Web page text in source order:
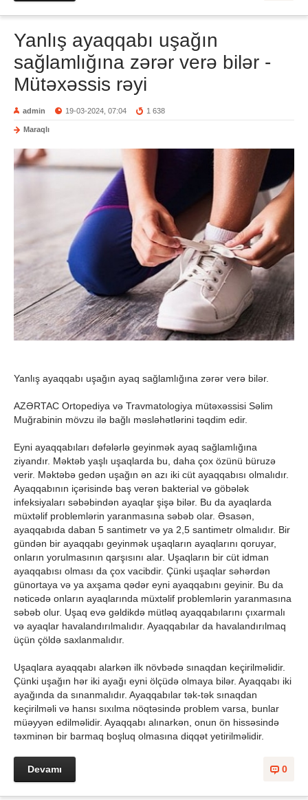
Yanlış ayaqqabı uşağın
sağlamlığına zərər verə bilər -
Mütəxəssis rəyi
admin 19-03-2024, 07:04 1 638
Maraqlı
Yanlış ayaqqabı uşağın ayaq sağlamlığına zərər verə bilər.
AZƏRTAC Ortopediya və Travmatologiya mütəxəssisi Səlim
Muğrabinin mövzu ilə bağlı məsləhətlərini təqdim edir.
Eyni ayaqqabıları dəfələrlə geyinmək ayaq sağlamlığına
ziyandır. Məktəb yaşlı uşaqlarda bu, daha çox özünü büruzə
verir. Məktəbə gedən uşağın ən azı iki cüt ayaqqabısı olmalıdır.
Ayaqqabının içərisində baş verən bakterial və göbələk
infeksiyaları səbəbindən ayaqlar şişə bilər. Bu da ayaqlarda
müxtəlif problemlərin yaranmasına səbəb olar. Əsasən,
ayaqqabıda daban 5 santimetr və ya 2,5 santimetr olmalıdır. Bir
gündən bir ayaqqabı geyinmək uşaqların ayaqlarını qoruyar,
onların yorulmasının qarşısını alar. Uşaqların bir cüt idman
ayaqqabısı olması da çox vacibdir. Çünki uşaqlar səhərdən
günortaya və ya axşama qədər eyni ayaqqabını geyinir. Bu da
nəticədə onların ayaqlarında müxtəlif problemlərin yaranmasına
səbəb olur. Uşaq evə gəldikdə mütləq ayaqqabılarını çıxarmalı
və ayaqlar havalandırılmalıdır. Ayaqqabılar da havalandırılmaq
üçün çöldə saxlanmalıdır.
Uşaqlara ayaqqabı alarkən ilk növbədə sınaqdan keçirilməlidir.
Çünki uşağın hər iki ayağı eyni ölçüdə olmaya bilər. Ayaqqabı iki
ayağında da sınanmalıdır. Ayaqqabılar tək-tək sınaqdan
keçirilməli və hansı sıxılma nöqtəsində problem varsa, bunlar
müəyyən edilməlidir. Ayaqqabı alınarkən, onun ön hissəsində
təxminən bir barmaq boşluq olmasına diqqət yetirilməlidir.
0
Devamı